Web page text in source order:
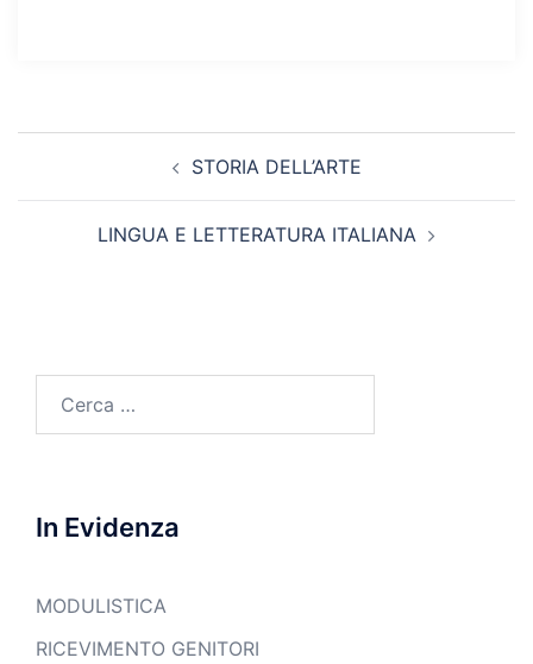
STORIA DELL’ARTE
LINGUA E LETTERATURA ITALIANA
per:
In Evidenza
MODULISTICA
RICEVIMENTO GENITORI